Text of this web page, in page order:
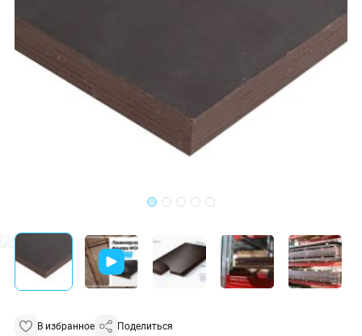
В избранное Поделиться